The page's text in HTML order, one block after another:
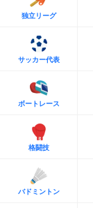
独立リーグ
サッカー代表
ボートレース
格闘技
バドミントン